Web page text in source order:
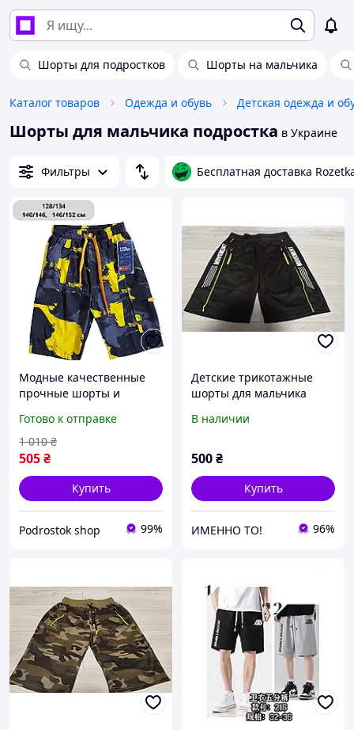
Шорты для подростков Шорты на мальчика
Каталог товаров Одежда и обувь Детская одежда и
Шорты для мальчика подростка в Украине
Фильтры Бесплатная доставка
Модные качественные
прочные шорты и
подростков new 128 134
140 146 152см разных
возрастов из хлопка
Готово к отправке
505₴
1 010 ₴
Купить
Podrostok shop 99%
Детские трикотажные
шорты для мальчика
Турция 14-18 лет черные
В наличии
500₴
Купить
ИМЕННО ТО! 96%